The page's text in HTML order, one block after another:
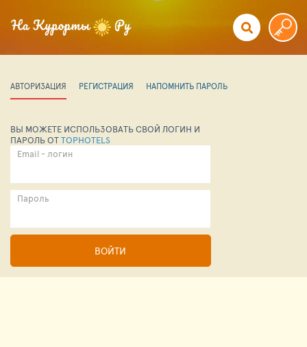
АВТОРИЗАЦИЯ РЕГИСТРАЦИЯ НАПОМНИТЬ ПАРОЛЬ
ВЫ МОЖЕТЕ ИСПОЛЬЗОВАТЬ СВОЙ ЛОГИН И
ПАРОЛЬ ОТTOPHOTELS
Email - логин
Пароль
ВОЙТИ